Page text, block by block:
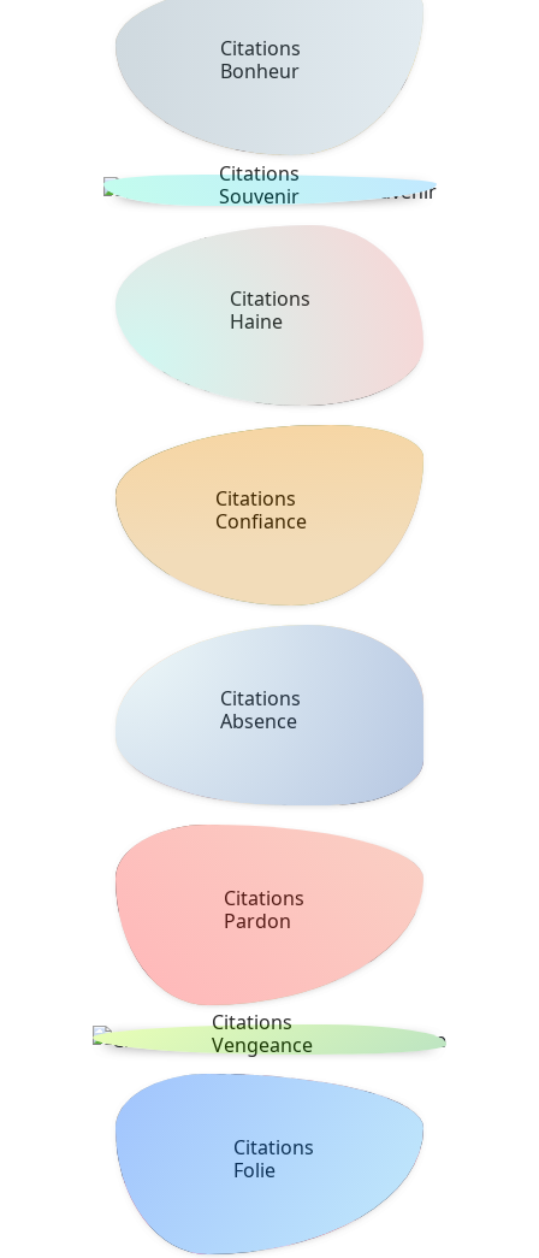
Citations
Bonheur
Citations
Souvenir
Citations
Haine
Citations
Confiance
Citations
Absence
Citations
Pardon
Citations
Vengeance
Citations
Folie